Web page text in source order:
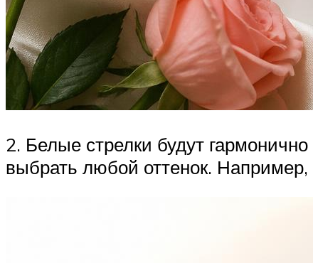
2. Белые стрелки будут
выбрать любой оттенок.